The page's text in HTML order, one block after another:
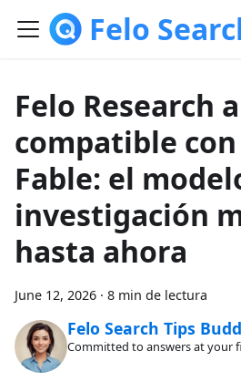
Felo
Felo Research
compatible
Fable: el
investigación
hasta ahora
June 12, 2026 · 8 min de lectura
Felo Search Tips
Committed to answers at your